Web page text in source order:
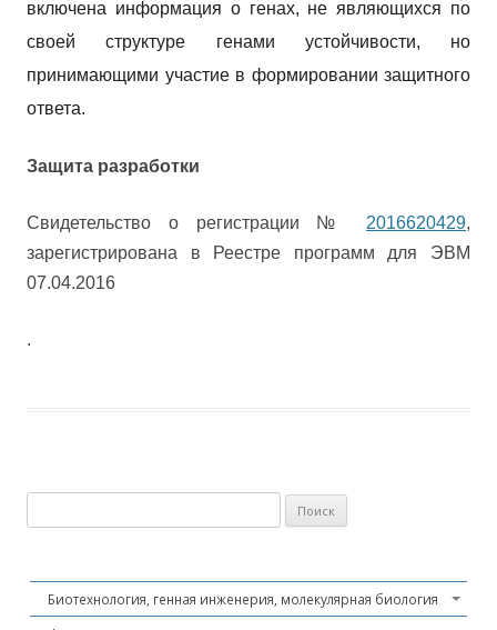
включена информация о генах, не являющихся по
своей структуре генами устойчивости, но
принимающими участие в формировании защитного
ответа.
Защита разработки
Свидетельство о регистрации № 2016620429,
зарегистрирована в Реестре программ для ЭВМ
07.04.2016
.
Биотехнология, генная инженерия, молекулярная биология